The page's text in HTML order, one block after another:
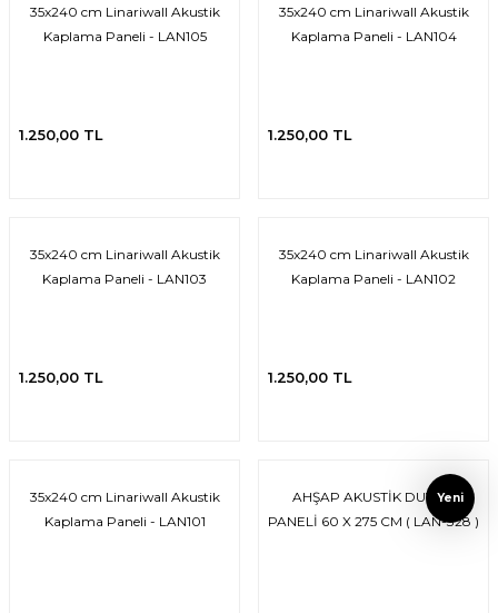
35x240 cm Linariwall Akustik
Kaplama Paneli - LAN105
1.250,00 TL
35x240 cm Linariwall Akustik
Kaplama Paneli - LAN104
1.250,00 TL
35x240 cm Linariwall Akustik
Kaplama Paneli - LAN103
1.250,00 TL
35x240 cm Linariwall Akustik
Kaplama Paneli - LAN102
1.250,00 TL
35x240 cm Linariwall Akustik
Kaplama Paneli - LAN101
Yeni
AHŞAP AKUSTİK DUVAR
PANELİ 60 X 275 CM ( LAN-328 )